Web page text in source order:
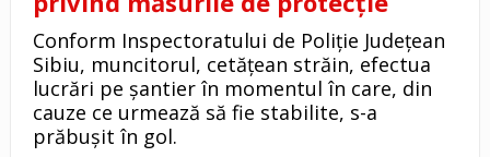
Conform Inspectoratului de Poliție Județean
Sibiu, muncitorul, cetățean străin, efectua
lucrări pe șantier în momentul în care, din
cauze ce urmează să fie stabilite, s-a
prăbușit în gol.